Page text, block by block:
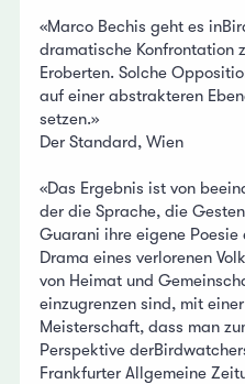
«Marco Bechis geht es
dramatische Konfrontation
Eroberten. Solche
auf einer abstrakteren
setzen.»
Der Standard, Wien
«Das Ergebnis ist von
der die Sprache, die
Guarani ihre eigene
Drama eines verlorenen
von Heimat und
einzugrenzen sind, mit
Meisterschaft, dass man
Perspektive
Frankfurter Allgemeine